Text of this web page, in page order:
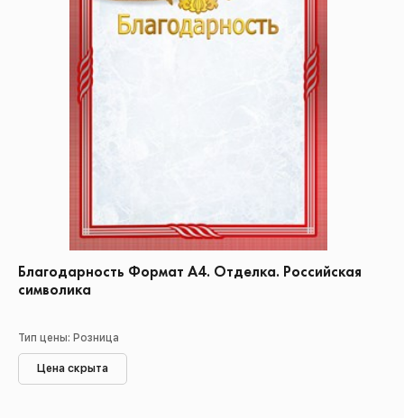
Благодарность Формат А4. Отделка. Российская
символика
Тип цены: Розница
Цена скрыта